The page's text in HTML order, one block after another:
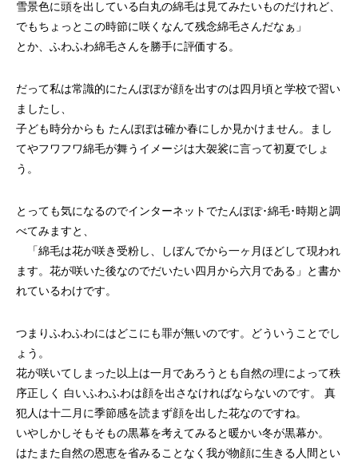
雪景色に頭を出している白丸の綿毛は見てみたいものだけれど、
でもちょっとこの時節に咲くなんて残念綿毛さんだなぁ」
とか、ふわふわ綿毛さんを勝手に評価する。
だって私は常識的にたんぽぽが顔を出すのは四月頃と学校で習い
ましたし、
子ども時分からも たんぽぽは確か春にしか見かけません。まし
てやフワフワ綿毛が舞うイメージは大袈裟に言って初夏でしょ
う。
とっても気になるのでインターネットでたんぽぽ･綿毛･時期と調
べてみますと、
「綿毛は花が咲き受粉し、しぼんでから一ヶ月ほどして現われ
ます。花が咲いた後なのでだいたい四月から六月である」と書か
れているわけです。
つまりふわふわにはどこにも罪が無いのです。どういうことでし
ょう。
花が咲いてしまった以上は一月であろうとも自然の理によって秩
序正しく 白いふわふわは顔を出さなければならないのです。 真
犯人は十二月に季節感を読まず顔を出した花なのですね。
いやしかしそもそもの黒幕を考えてみると暖かい冬が黒幕か。
はたまた自然の恩恵を省みることなく我が物顔に生きる人間とい